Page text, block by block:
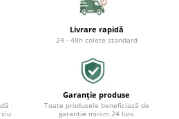
Livrare rapidă
24 - 48h colete standard
·
Garanție produse
Toate produsele beneficiază de
garanție minim 24 luni